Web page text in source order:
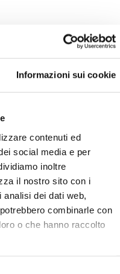
Informazioni sui cookie
contenuti ed
social media e per
inoltre
il nostro sito con i
dei dati web,
combinarle con
o che hanno raccolto
del Giglio
questa settimana
DOM
15
29